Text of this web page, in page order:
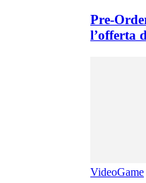
Pre-
l’offerta
VideoGame